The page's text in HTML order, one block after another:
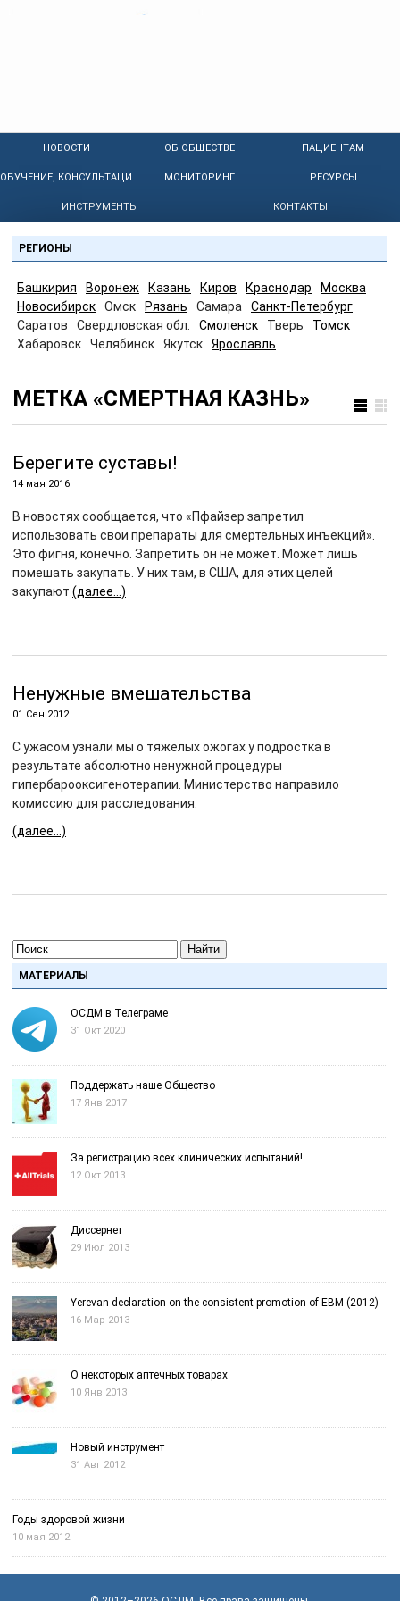
НОВОСТИ ОБ ОБЩЕСТВЕ ПАЦИЕНТАМ
ОБУЧЕНИЕ, КОНСУЛЬТАЦИИ МОНИТОРИНГ РЕСУРСЫ
ИНСТРУМЕНТЫ КОНТАКТЫ
РЕГИОНЫ
Башкирия Воронеж Казань Киров Краснодар
Москва
Новосибирск
Омск Рязань Самара
Санкт-Петербург
Саратов
Свердловская обл. Смоленск Тверь
Томск
Хабаровск
Челябинск Якутск Ярославль
МЕТКА «СМЕРТНАЯ КАЗНЬ»
Берегите суставы!
14 мая 2016
В новостях сообщается, что «Пфайзер запретил
использовать свои препараты для смертельных инъекций».
Это фигня, конечно. Запретить он не может. Может лишь
помешать закупать. У них там, в США, для этих целей
закупают (далее…)
Ненужные вмешательства
01 Сен 2012
С ужасом узнали мы о тяжелых ожогах у подростка в
результате абсолютно ненужной процедуры
гипербарооксигенотерапии. Министерство направило
комиссию для расследования.
(далее…)
Найти
МАТЕРИАЛЫ
ОСДМ в Телеграме
31 Окт 2020
Поддержать наше Общество
17 Янв 2017
За регистрацию всех клинических испытаний!
12 Окт 2013
Диссернет
29 Июл 2013
Yerevan declaration on the consistent promotion of EBM (2012)
16 Мар 2013
О некоторых аптечных товарах
10 Янв 2013
Новый инструмент
31 Авг 2012
Годы здоровой жизни
10 мая 2012